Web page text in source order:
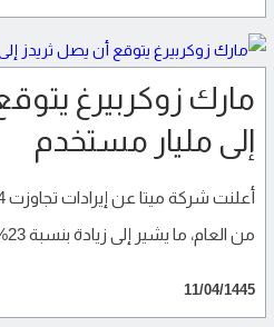
مارك زوكربيرغ
إلى مليار مستخدم
من العام، ما يشير إلى زيادة بنسبة 23% عن عام 2022.
11/04/1445